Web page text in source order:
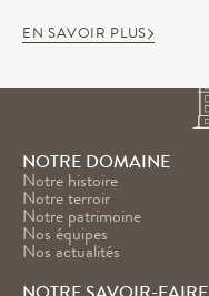
EN SAVOIR PLUS
NOTRE DOMAINE
Notre histoire
Notre terroir
Notre patrimoine
Nos équipes
Nos actualités